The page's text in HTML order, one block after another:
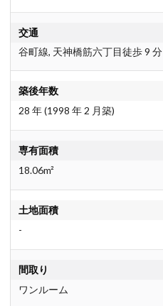
交通
谷町線, 天神橋筋六丁目徒歩 9 分
築後年数
28 年 (1998 年 2 月築)
専有面積
18.06m²
土地面積
-
間取り
ワンルーム